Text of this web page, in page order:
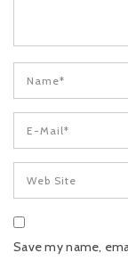
Save my name,